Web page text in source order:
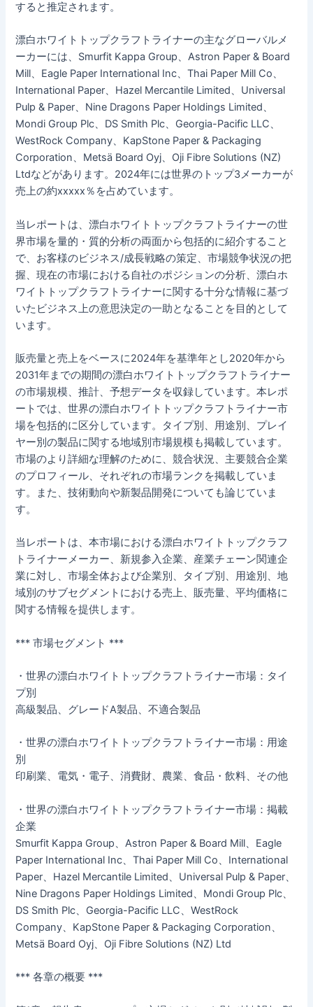
すると推定されます。
漂白ホワイトトップクラフトライナーの主なグローバルメ
ーカーには、Smurfit Kappa Group、Astron Paper & Board
Mill、Eagle Paper International Inc、Thai Paper Mill Co、
International Paper、Hazel Mercantile Limited、Universal
Pulp & Paper、Nine Dragons Paper Holdings Limited、
Mondi Group Plc、DS Smith Plc、Georgia-Pacific LLC、
WestRock Company、KapStone Paper & Packaging
Corporation、Metsä Board Oyj、Oji Fibre Solutions (NZ)
Ltdなどがあります。2024年には世界のトップ3メーカーが
売上の約xxxxx％を占めています。
当レポートは、漂白ホワイトトップクラフトライナーの世
界市場を量的・質的分析の両面から包括的に紹介すること
で、お客様のビジネス/成長戦略の策定、市場競争状況の把
握、現在の市場における自社のポジションの分析、漂白ホ
ワイトトップクラフトライナーに関する十分な情報に基づ
いたビジネス上の意思決定の一助となることを目的として
います。
販売量と売上をベースに2024年を基準年とし2020年から
2031年までの期間の漂白ホワイトトップクラフトライナー
の市場規模、推計、予想データを収録しています。本レポ
ートでは、世界の漂白ホワイトトップクラフトライナー市
場を包括的に区分しています。タイプ別、用途別、プレイ
ヤー別の製品に関する地域別市場規模も掲載しています。
市場のより詳細な理解のために、競合状況、主要競合企業
のプロフィール、それぞれの市場ランクを掲載していま
す。また、技術動向や新製品開発についても論じていま
す。
当レポートは、本市場における漂白ホワイトトップクラフ
トライナーメーカー、新規参入企業、産業チェーン関連企
業に対し、市場全体および企業別、タイプ別、用途別、地
域別のサブセグメントにおける売上、販売量、平均価格に
関する情報を提供します。
*** 市場セグメント ***
・世界の漂白ホワイトトップクラフトライナー市場：タイ
プ別
高級製品、グレードA製品、不適合製品
・世界の漂白ホワイトトップクラフトライナー市場：用途
別
印刷業、電気・電子、消費財、農業、食品・飲料、その他
・世界の漂白ホワイトトップクラフトライナー市場：掲載
企業
Smurfit Kappa Group、Astron Paper & Board Mill、Eagle
Paper International Inc、Thai Paper Mill Co、International
Paper、Hazel Mercantile Limited、Universal Pulp & Paper、
Nine Dragons Paper Holdings Limited、Mondi Group Plc、
DS Smith Plc、Georgia-Pacific LLC、WestRock
Company、KapStone Paper & Packaging Corporation、
Metsä Board Oyj、Oji Fibre Solutions (NZ) Ltd
*** 各章の概要 ***